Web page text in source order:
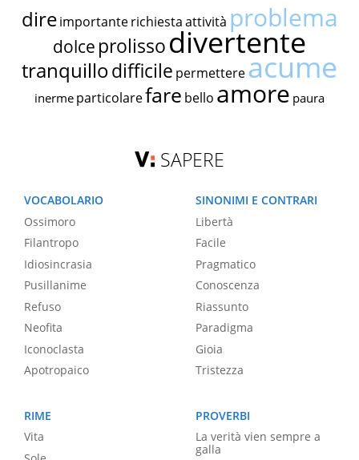
dire importante richiestaattività problema
dolce prolissodivertente
tranquillodifficile permettereacume
inerme particolarefare bello amore paura
SAPERE
VOCABOLARIO
Ossimoro
Filantropo
Idiosincrasia
Pusillanime
Refuso
Neofita
Iconoclasta
Apotropaico
SINONIMI E CONTRARI
Libertà
Facile
Pragmatico
Conoscenza
Riassunto
Paradigma
Gioia
Tristezza
RIME
Vita
PROVERBI
La verità vien sempre a
galla